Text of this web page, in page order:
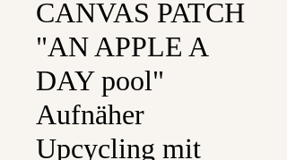
CANVAS PATCH
"AN APPLE A
DAY pool"
Aufnäher
Upcycling mit